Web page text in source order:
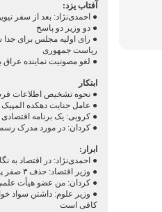
آفتاب یزد:
● احمدی‌نژاد: بعد از سفر
● دو وزیر دو پاسخ
● رای اولیه مجلس برای
ریاست جمهوری
● لغو مصونیت نماینده
ابتکار
● نحوه تشخیص اطلاعات فرم
● عامل جنایت دهکده
● کروبی: یک برنامه
● کردان: در مورد مدرک
ابرار:
● احمدی‌نژاد: در اقتصاد به
● وزیر اقتصاد: حذف ۳ صفر پول ملی تصویب شد
● کردان: من عضو هیأت
● وزیر علوم: داشتن سواد
کافی است